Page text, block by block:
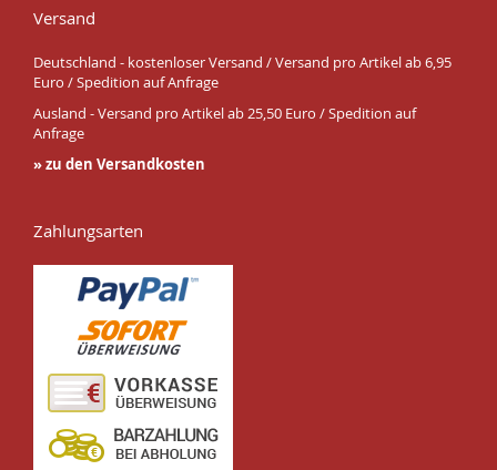
Versand
Deutschland - kostenloser Versand / Versand pro Artikel ab 6,95
Euro / Spedition auf Anfrage
Ausland - Versand pro Artikel ab 25,50 Euro / Spedition auf
Anfrage
» zu den Versandkosten
Zahlungsarten